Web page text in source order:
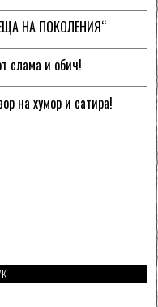
НА ПОКОЛЕНИЯ“
слама и обич!
на хумор и сатира!